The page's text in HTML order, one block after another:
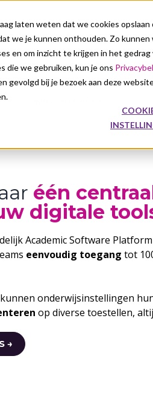
laten weten dat we cookies
we je kunnen onthouden. Zo
en om inzicht te krijgen in het
die we gebruiken, kun je ons
gevolgd bij je bezoek aan deze
Onze
één
digitale
Academic Software
eenvoudig toegang tot
onderwijsinstellingen
op diverse toestellen,
→